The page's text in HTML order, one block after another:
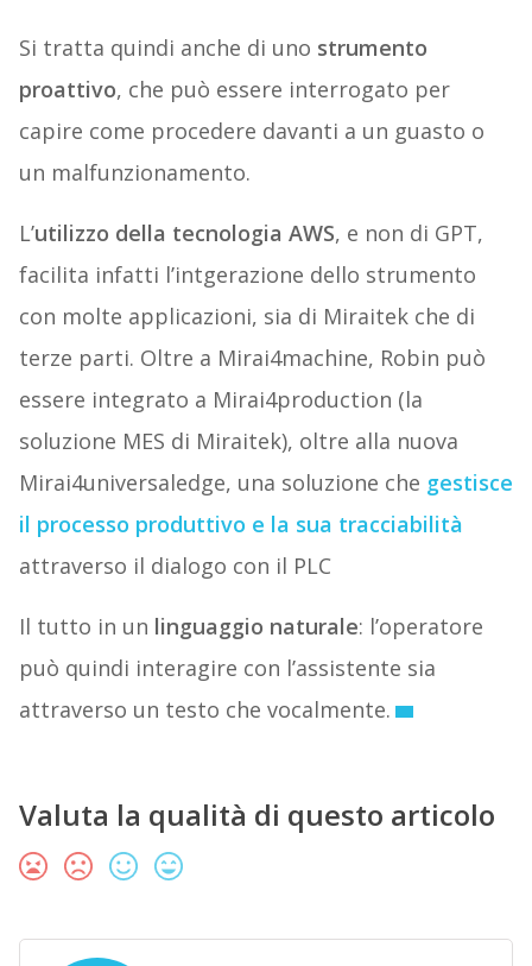
Si tratta quindi anche di uno strumento
proattivo, che può essere interrogato per
capire come procedere davanti a un guasto o
un malfunzionamento.
L’utilizzo della tecnologia AWS, e non di GPT,
facilita infatti l’intgerazione dello strumento
con molte applicazioni, sia di Miraitek che di
terze parti. Oltre a Mirai4machine, Robin può
essere integrato a Mirai4production (la
soluzione MES di Miraitek), oltre alla nuova
Mirai4universaledge, una soluzione che gestisce
il processo produttivo e la sua tracciabilità
attraverso il dialogo con il PLC
Il tutto in un linguaggio naturale: l’operatore
può quindi interagire con l’assistente sia
attraverso un testo che vocalmente.
Valuta la qualità di questo articolo